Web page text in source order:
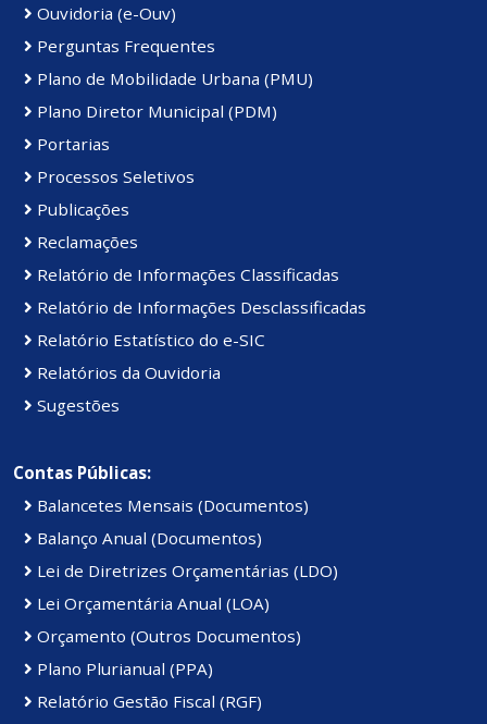
Ouvidoria (e-Ouv)
Perguntas Frequentes
Plano de Mobilidade Urbana (PMU)
Plano Diretor Municipal (PDM)
Portarias
Processos Seletivos
Publicações
Reclamações
Relatório de Informações Classificadas
Relatório de Informações Desclassificadas
Relatório Estatístico do e-SIC
Relatórios da Ouvidoria
Sugestões
Contas Públicas:
Balancetes Mensais (Documentos)
Balanço Anual (Documentos)
Lei de Diretrizes Orçamentárias (LDO)
Lei Orçamentária Anual (LOA)
Orçamento (Outros Documentos)
Plano Plurianual (PPA)
Relatório Gestão Fiscal (RGF)